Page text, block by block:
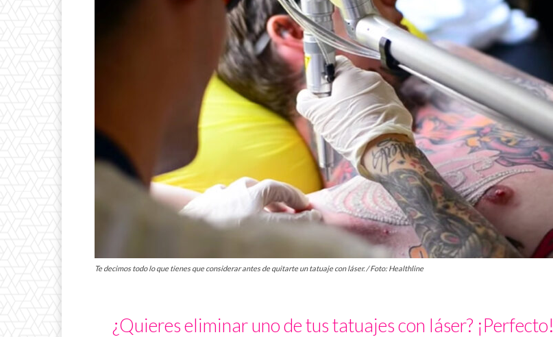
Te decimos todo lo que tienes que considerar antes de quitarte un tatuaje con láser. / Foto: Healthline
¿Quieres eliminar uno de tus tatuajes con láser? ¡Perfecto!